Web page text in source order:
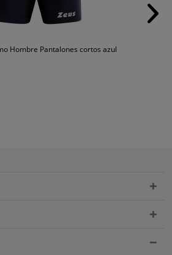
Hombre Pantalones cortos azul